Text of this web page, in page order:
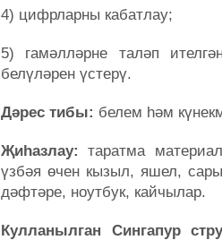
4) цифрларны кабатлау;
5) гамәлләрне таләп
белүләрен үстерү.
Дәрес тибы: белем һәм
Җиһазлау: таратма
үзбәя өчен кызыл, яшел,
дәфтәре, ноутбук, кайчылар.
Кулланылган Сингапур